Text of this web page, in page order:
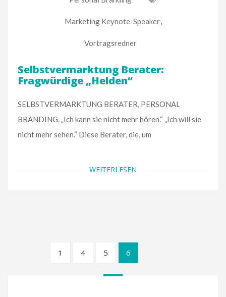
Marketing Keynote-Speaker,
Vortragsredner
Selbstvermarktung Berater:
Fragwürdige „Helden“
SELBSTVERMARKTUNG BERATER, PERSONAL
BRANDING. „Ich kann sie nicht mehr hören.“ „Ich will sie
nicht mehr sehen.“ Diese Berater, die, um
WEITERLESEN
1 4 5 6